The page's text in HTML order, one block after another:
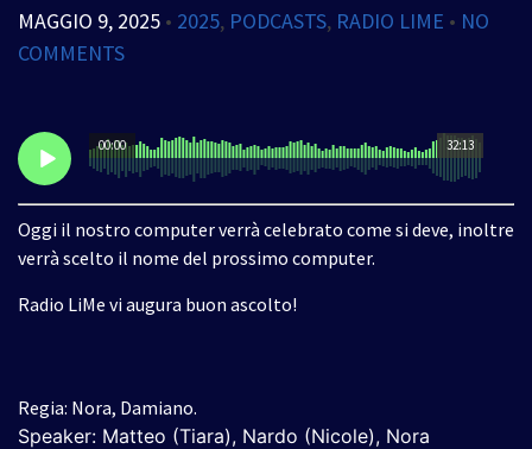
MAGGIO 9, 2025 • 2025, PODCASTS, RADIO LIME • NO
COMMENTS
32:13
00:00
Oggi il nostro computer verrà celebrato come si deve, inoltre
verrà scelto il nome del prossimo computer.
Radio LiMe vi augura buon ascolto!
Regia: Nora, Damiano.
Speaker: Matteo (Tiara), Nardo (Nicole), Nora